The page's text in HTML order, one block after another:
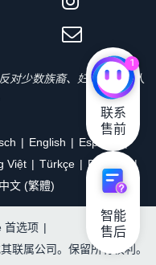
反对少数族裔、妇女、残疾人
English
Español
Việt Türkçe
Ρусский
中文 (繁體)
首选项 |
联属公司。保留所有权利。
1
联系
售前
智能
售后